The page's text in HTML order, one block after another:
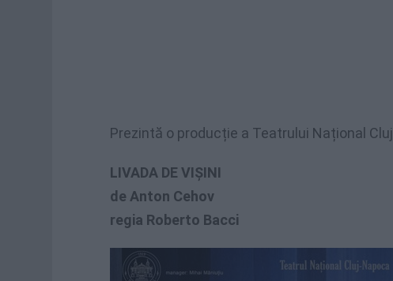
Prezintă o producție a Teatrului Național Cluj
LIVADA DE VIŞINI
de Anton Cehov
regia Roberto Bacci